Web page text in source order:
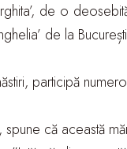
de o
de la
participă
că această